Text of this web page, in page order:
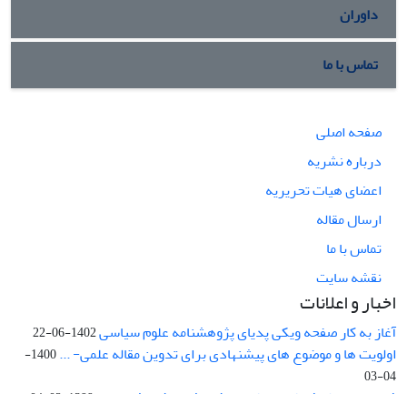
داوران
تماس با ما
صفحه اصلی
درباره نشریه
اعضای هیات تحریریه
ارسال مقاله
تماس با ما
نقشه سایت
اخبار و اعلانات
آغاز به کار صفحه ویکی پدیای پژوهشنامه علوم سیاسی1402-06-22
اولویت ها و موضوع های پیشنهادی برای تدوین مقاله علمی- ...
1400-
04-03